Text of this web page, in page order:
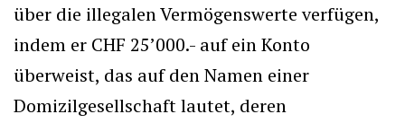
über die illegalen Vermögenswerte verfügen,
indem er CHF 25’000.- auf ein Konto
überweist, das auf den Namen einer
Domizilgesellschaft lautet, deren